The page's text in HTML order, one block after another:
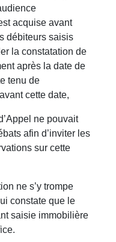
acquise avant
débiteurs saisis
la constatation de
après la date de
tenu de
cette date,
ne pouvait
afin d’inviter les
sur cette
ne s’y trompe
constate que le
saisie immobilière